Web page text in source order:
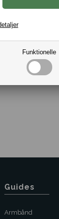
Funktionelle
Guides
Armbånd